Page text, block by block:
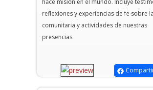
hace misión en el mundo. Incluye
reflexiones y experiencias de fe sobre
comunitaria y actividades de nuestras
presencias